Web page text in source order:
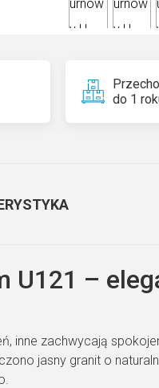
do 1
U121 –
inne zachwycają
jasny granit o